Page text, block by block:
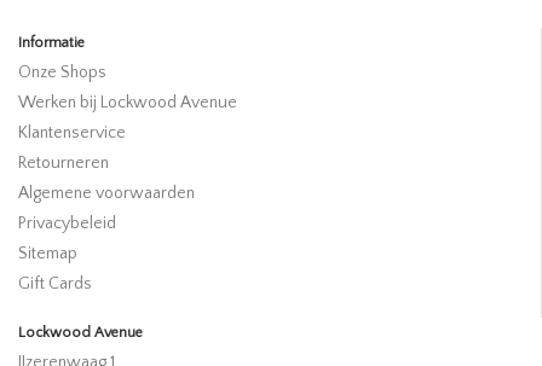
Informatie
Onze Shops
Werken bij Lockwood Avenue
Klantenservice
Retourneren
Algemene voorwaarden
Privacybeleid
Sitemap
Gift Cards
Lockwood Avenue
IJzerenwaag 1